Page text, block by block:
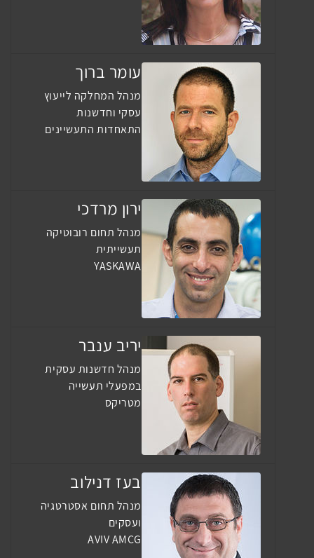
עומר ברוך
מנהל המחלקה לייעוץ
עסקי וחדשנות
התאחדות התעשיינים
ירון מרדכי
מנהל תחום רובוטיקה
תעשייתית
YASKAWA
יריב ענבר
מנהל חדשנות עסקית
במפעלי תעשייה
מטריקס
בעז דנילוב
מנהל תחום אסטרטגיה
ועסקים
AVIV AMCG